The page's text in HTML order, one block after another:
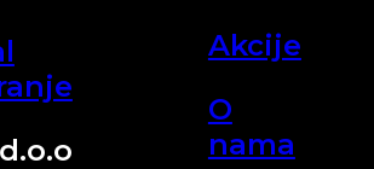
Akcije
O
nama